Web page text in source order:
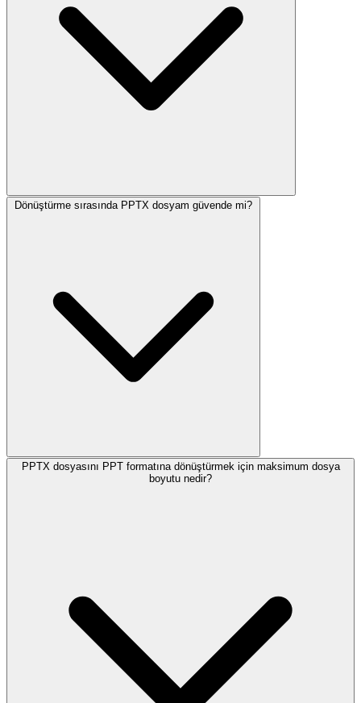
Dönüştürme sırasında PPTX dosyam güvende mi?
PPTX dosyasını PPT formatına dönüştürmek için maksimum dosya
boyutu nedir?